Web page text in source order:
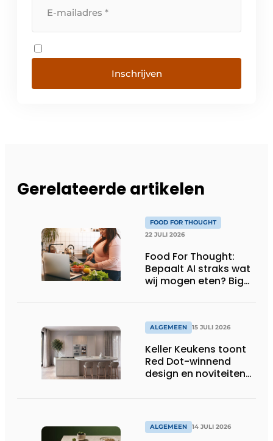
Inschrijven
Gerelateerde artikelen
FOOD FOR THOUGHT
22 JULI 2026
Food For Thought:
Bepaalt AI straks wat
wij mogen eten? Big
ALGEMEEN 15 JULI 2026
Keller Keukens toont
Red Dot-winnend
design en noviteiten
ALGEMEEN 14 JULI 2026